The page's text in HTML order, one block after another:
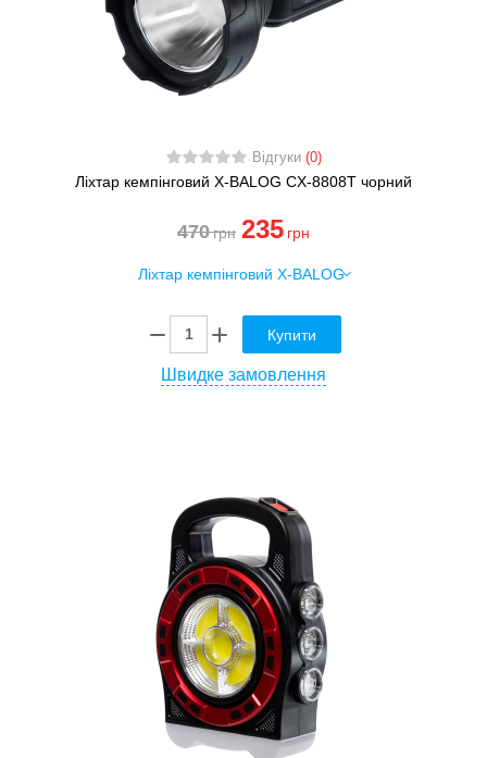
Відгуки (0)
Ліхтар кемпінговий X-BALOG CX-8808T чорний
470грн 235 грн
Купити
Швидке замовлення